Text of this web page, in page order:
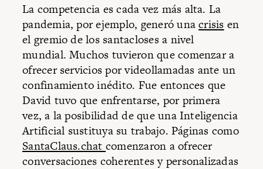
La competencia es cada vez más alta. La
pandemia, por ejemplo, generó unacrisis en
el gremio de los santacloses a nivel
mundial. Muchos tuvieron que comenzar a
ofrecer servicios por videollamadas ante un
confinamiento inédito. Fue entonces que
David tuvo que enfrentarse, por primera
vez, a la posibilidad de que una Inteligencia
Artificial sustituya su trabajo. Páginas como
SantaClaus.chat comenzaron a ofrecer
conversaciones coherentes y personalizadas